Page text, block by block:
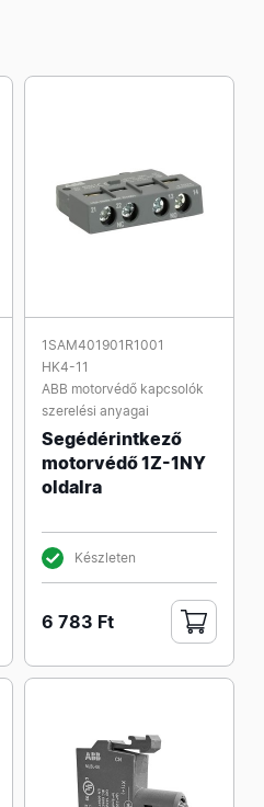
1SAM401901R1001
HK4-11
ABB motorvédő kapcsolók
szerelési anyagai
Segédérintkező
motorvédő 1Z-1NY
oldalra
Készleten
6 783 Ft